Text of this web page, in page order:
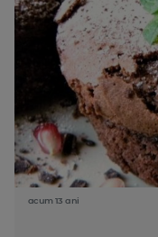
acum 13 ani